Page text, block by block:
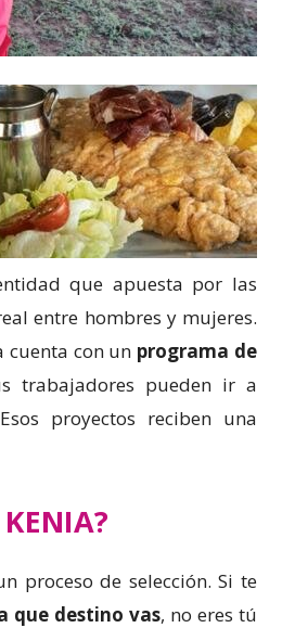
que apuesta por las
entre hombres y mujeres.
cuenta con un programa de
trabajadores pueden ir a
proyectos reciben una
proceso de selección. Si te
que destino vas, no eres tú